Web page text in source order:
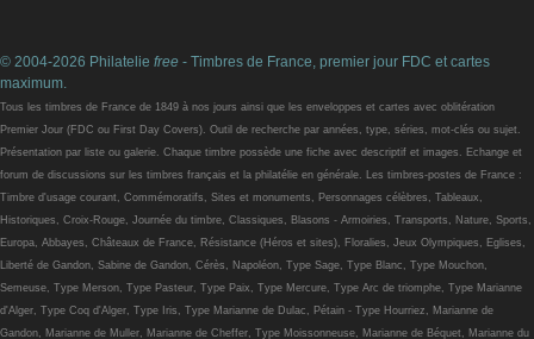
© 2004-2026 Philatelie free - Timbres de France, premier jour FDC et cartes
maximum.
Tous les timbres de France de 1849 à nos jours ainsi que les enveloppes et cartes avec oblitération
Premier Jour (FDC ou First Day Covers). Outil de recherche par années, type, séries, mot-clés ou sujet.
Présentation par liste ou galerie. Chaque timbre possède une fiche avec descriptif et images. Echange et
forum de discussions sur les timbres français et la philatélie en générale. Les timbres-postes de France :
Timbre d'usage courant, Commémoratifs, Sites et monuments, Personnages célèbres, Tableaux,
Historiques, Croix-Rouge, Journée du timbre, Classiques, Blasons - Armoiries, Transports, Nature, Sports,
Europa, Abbayes, Châteaux de France, Résistance (Héros et sites), Floralies, Jeux Olympiques, Eglises,
Liberté de Gandon, Sabine de Gandon, Cérès, Napoléon, Type Sage, Type Blanc, Type Mouchon,
Semeuse, Type Merson, Type Pasteur, Type Paix, Type Mercure, Type Arc de triomphe, Type Marianne
d'Alger, Type Coq d'Alger, Type Iris, Type Marianne de Dulac, Pétain - Type Hourriez, Marianne de
Gandon, Marianne de Muller, Marianne de Cheffer, Type Moissonneuse, Marianne de Béquet, Marianne du